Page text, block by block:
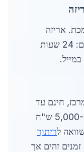
אריזה
מאובטחת למניעת נזקים. לוח זמנים: 24 שעות
באזור מרכז, חינם עד
50 ק"מ. התקנה זמינה ב-5,000-15,000 ש"ח
ריתוך
זהים אך